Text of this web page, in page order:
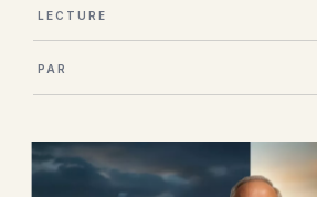
LECTURE
PAR